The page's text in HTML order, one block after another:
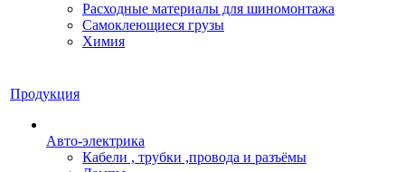
Расходные материалы для шиномонтажа
Самоклеющиеся грузы
Химия
Продукция
Авто-электрика
Кабели , трубки ,провода и разъёмы